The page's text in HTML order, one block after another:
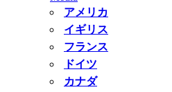
アメリカ
イギリス
フランス
ドイツ
カナダ